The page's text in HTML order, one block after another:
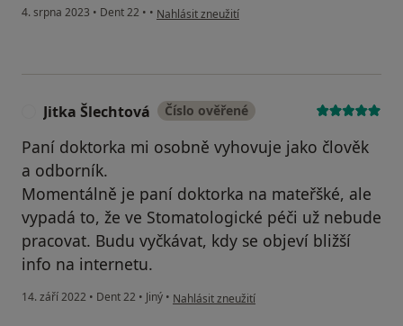
4. srpna 2023 • Dent 22 • • podle názoru uživatele Klára
Nahlásit zneužití
Jitka Šlechtová Číslo ověřené
Paní doktorka mi osobně vyhovuje jako člověk
a odborník.
Momentálně je paní doktorka na mateřšké, ale
vypadá to, že ve Stomatologické péči už nebude
pracovat. Budu vyčkávat, kdy se objeví bližší
info na internetu.
14. září 2022 • Dent 22 • Jiný • podle názoru uživatele Jitka Šlechtová
Nahlásit zneužití